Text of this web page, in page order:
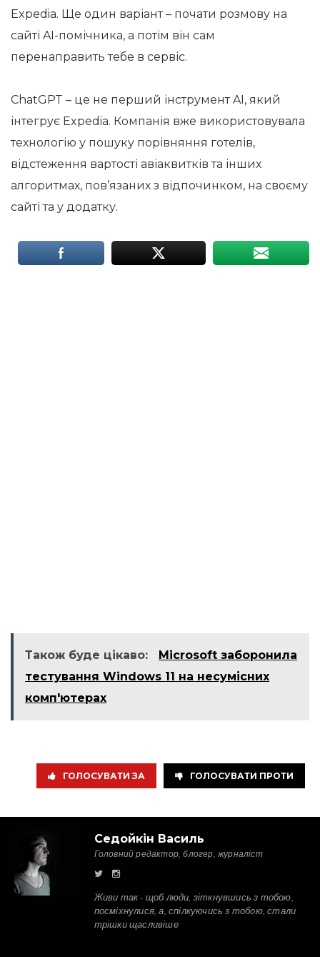
Expedia. Ще один варіант – почати розмову на
сайті AI-помічника, а потім він сам
перенаправить тебе в сервіс.
ChatGPT – це не перший інструмент AI, який
інтегрує Expedia. Компанія вже використовувала
технологію у пошуку порівняння готелів,
відстеження вартості авіаквитків та інших
алгоритмах, пов’язаних з відпочинком, на своєму
сайті та у додатку.
Також буде цікаво:
Microsoft заборонила
тестування Windows 11 на несумісних
комп'ютерах
ГОЛОСУВАТИ ЗА ГОЛОСУВАТИ ПРОТИ
Седойкін Василь
Головний редактор, блогер, журналіст
Живи так - щоб люди, зіткнувшись з тобою,
посміхнулися, а, спілкуючись з тобою, стали
трішки щасливіше